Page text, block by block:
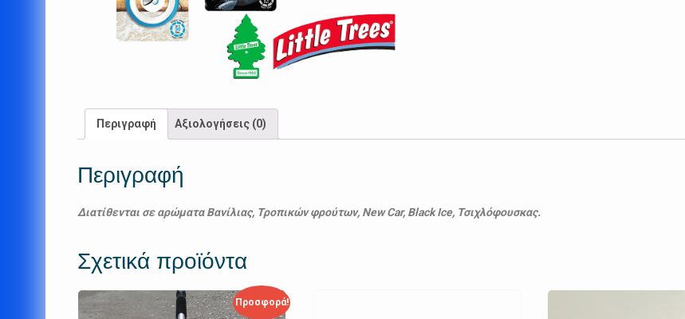
Περιγραφή Αξιολογήσεις (0)
Περιγραφή
Διατίθενται σε αρώματα Βανίλιας, Τροπικών φρούτων, New Car, Black Ice, Τσιχλόφουσκας.
Σχετικά προϊόντα
Προσφορά!